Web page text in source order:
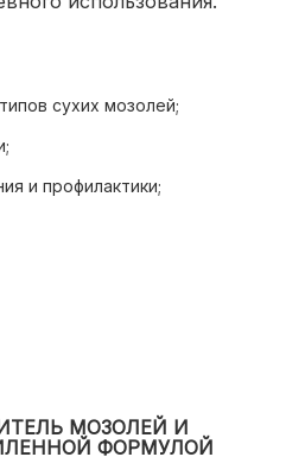
сухих мозолей;
и профилактики;
использования;
МОЗОЛЕЙ И
ФОРМУЛОЙ